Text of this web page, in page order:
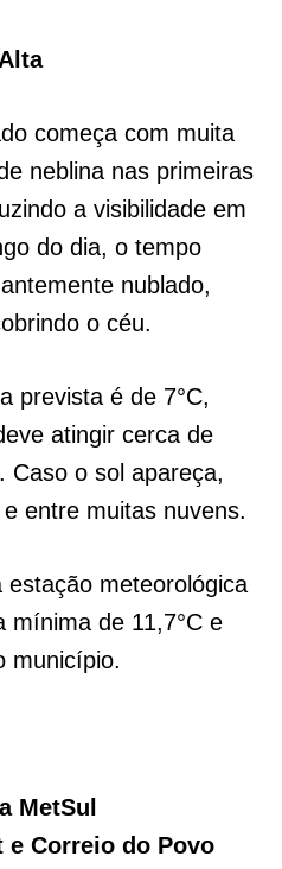
começa com muita
neblina nas primeiras
a visibilidade em
do dia, o tempo
nublado,
o céu.
prevista é de 7°C,
atingir cerca de
Caso o sol apareça,
entre muitas nuvens.
meteorológica
mínima de 11,7°C e
município.
MetSul
e Correio do Povo